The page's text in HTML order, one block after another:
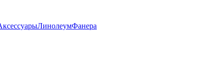
ЛинолеумФанера